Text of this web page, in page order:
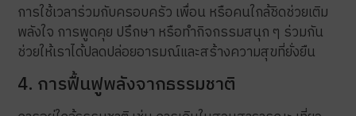
การใช้เวลาร่วมกับครอบครัว เพื่อน หรือคนใกล้ชิดช่วยเติม
พลังใจ การพูดคุย ปรึกษา หรือทำกิจกรรมสนุก ๆ ร่วมกัน
ช่วยให้เราได้ปลดปล่อยอารมณ์และสร้างความสุขที่ยั่งยืน
4. การฟื้นฟูพลังจากธรรมชาติ